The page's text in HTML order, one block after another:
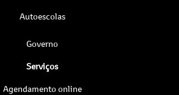
Autoescolas
Governo
Serviços
Agendamento online